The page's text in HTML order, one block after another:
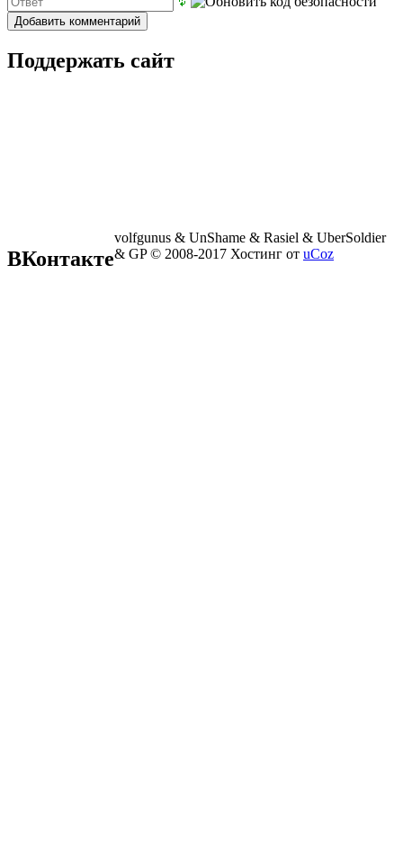
Поддержать сайт
ВКонтакте
volfgunus & UnShame & Rasiel & UberSoldier
& GP © 2008-2017 Хостинг от uCoz